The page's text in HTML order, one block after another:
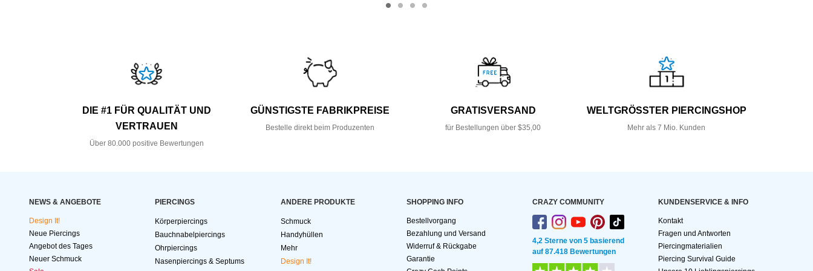
DIE #1 FÜR QUALITÄT UND
VERTRAUEN
Über 80.000 positive Bewertungen
GÜNSTIGSTE FABRIKPREISE
Bestelle direkt beim Produzenten
GRATISVERSAND
für Bestellungen über $35,00
WELTGRÖSSTER PIERCINGSHOP
Mehr als 7 Mio. Kunden
NEWS & ANGEBOTE
Design It!
Neue Piercings
Angebot des Tages
Neuer Schmuck
PIERCINGS
Körperpiercings
Bauchnabelpiercings
Ohrpiercings
Nasenpiercings & Septums
ANDERE PRODUKTE
Schmuck
Handyhüllen
Mehr
Design It!
SHOPPING INFO
Bestellvorgang
Bezahlung und Versand
Widerruf & Rückgabe
Garantie
CRAZY COMMUNITY
4,2 Sterne von 5 basierend
auf 87.418 Bewertungen
KUNDEN­SERVICE & INFO
Kontakt
Fragen und Antworten
Piercingmaterialien
Piercing Survival Guide